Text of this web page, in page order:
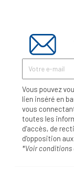
Vous pouvez
lien inséré en
vous
toutes les
d'accès, de
d'opposition
*Voir